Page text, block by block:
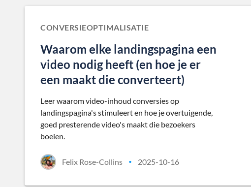
CONVERSIEOPTIMALISATIE
Waarom elke landingspagina een
video nodig heeft (en hoe je er
een maakt die converteert)
Leer waarom video-inhoud conversies op
landingspagina's stimuleert en hoe je overtuigende,
goed presterende video's maakt die bezoekers
boeien.
Felix Rose-Collins • 2025-10-16